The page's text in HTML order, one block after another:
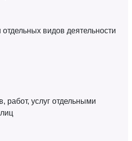
видов деятельности
работ, услуг отдельными